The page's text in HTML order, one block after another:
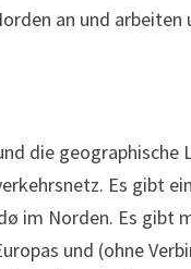
an und arbeiten
die
Es gibt
im Norden. Es gibt
und (ohne